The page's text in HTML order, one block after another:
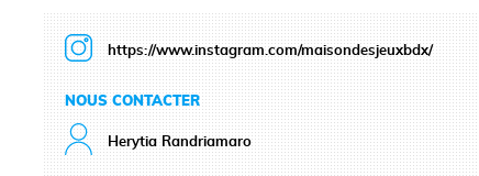
https://www.instagram.com/maisondesjeuxbdx/
NOUS CONTACTER
Herytia Randriamaro